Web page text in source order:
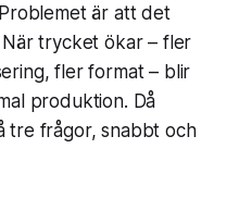
är att det
trycket ökar – fler
fler format – blir
produktion. Då
tre frågor, snabbt och